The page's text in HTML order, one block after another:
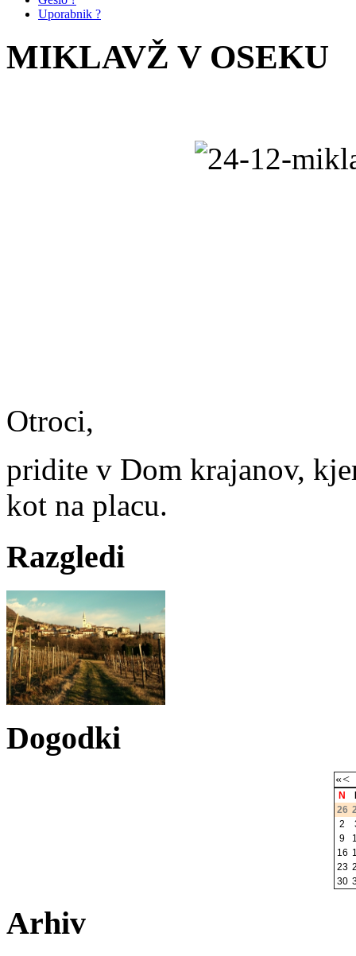
Uporabnik ?
MIKLAVŽ V OSEKU
Otroci,
pridite v Dom krajanov,
kot na placu.
Razgledi
Dogodki
«<
N
26
2
9
16
23
30
Arhiv